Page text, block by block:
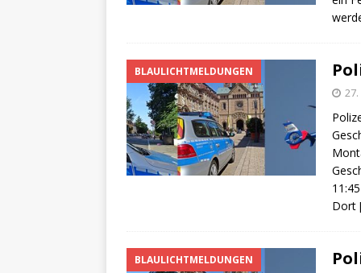
BLAULICHTMELDUNGEN
Dort
BLAULICHTMELDUNGEN